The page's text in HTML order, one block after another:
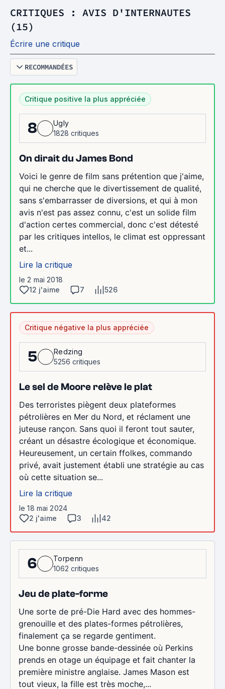
CRITIQUES : AVIS D'INTERNAUTES
(15)
Écrire une critique
RECOMMANDÉES
Critique positive la plus appréciée
8
Ugly
1828 critiques
On dirait du James Bond
Voici le genre de film sans prétention que j'aime,
qui ne cherche que le divertissement de qualité,
sans s'embarrasser de diversions, et qui à mon
avis n'est pas assez connu, c'est un solide film
d'action certes commercial, donc c'est détesté
par les critiques intellos, le climat est oppressant
et...
Lire la critique
le 2 mai 2018
12 j'aime
7 526
Critique négative la plus appréciée
5
Redzing
5256 critiques
Le sel de Moore relève le plat
Des terroristes piègent deux plateformes
pétrolières en Mer du Nord, et réclament une
juteuse rançon. Sans quoi il feront tout sauter,
créant un désastre écologique et économique.
Heureusement, un certain ffolkes, commando
privé, avait justement établi une stratégie au cas
où cette situation se...
Lire la critique
le 18 mai 2024
2 j'aime
3 42
6
Torpenn
1062 critiques
Jeu de plate-forme
Une sorte de pré-Die Hard avec des hommes-
grenouille et des plates-formes pétrolières,
finalement ça se regarde gentiment.
Une bonne grosse bande-dessinée où Perkins
prends en otage un équipage et fait chanter la
première ministre anglaise. James Mason est
tout vieux, la fille est très moche,...